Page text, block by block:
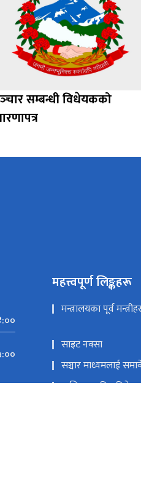
सम्बन्धी विधेयकको
महत्त्वपूर्ण लिङ्कहरू
मन्त्रालयका पूर्व
साइट नक्सा
सञ्चार माध्यमलाई
मासिक प्रगति